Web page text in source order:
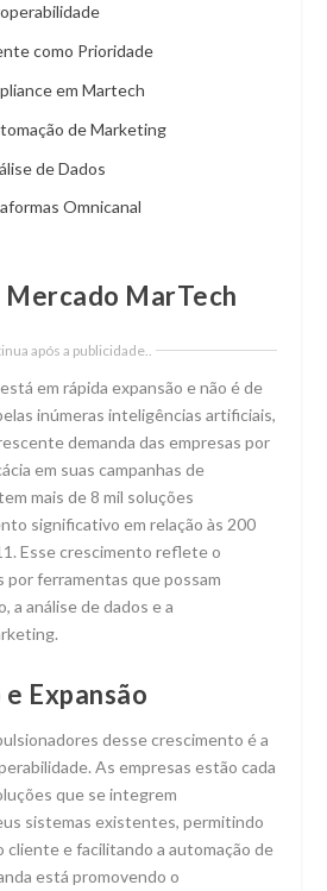
como Prioridade
em Martech
de Marketing
de Dados
Omnicanal
Mercado MarTech
após a publicidade..
está em rápida expansão e não é de
inúmeras inteligências artificiais,
demanda das empresas por
em suas campanhas de
mais de 8 mil soluções
significativo em relação às 200
Esse crescimento reflete o
por ferramentas que possam
a análise de dados e a
Expansão
desse crescimento é a
As empresas estão cada
que se integrem
sistemas existentes, permitindo
cliente e facilitando a automação de
está promovendo o